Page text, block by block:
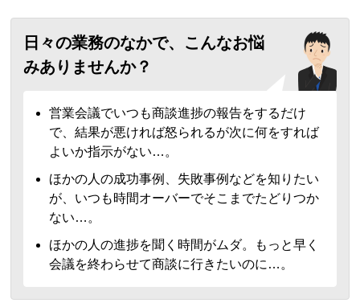
日々の業務のなかで、こんなお悩
みありませんか？
営業会議でいつも商談進捗の報告をするだけ
で、結果が悪ければ怒られるが次に何をすれば
よいか指示がない…。
ほかの人の成功事例、失敗事例などを知りたい
が、いつも時間オーバーでそこまでたどりつか
ない…。
ほかの人の進捗を聞く時間がムダ。もっと早く
会議を終わらせて商談に行きたいのに…。